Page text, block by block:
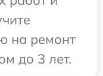
на ремонт
до 3 лет.